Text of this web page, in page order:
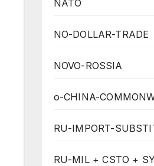
NATO
NO-DOLLAR-TRADE
NOVO-ROSSIA
o-CHINA-
RU-IMPORT-
RU-MIL + CSTO +